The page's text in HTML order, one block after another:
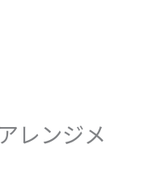
レンジメ